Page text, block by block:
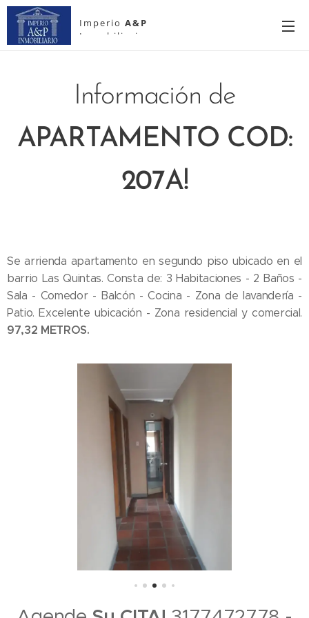
Imperio A&P
Inmobiliario
Información de
APARTAMENTO COD:
207A!
Se arrienda apartamento en segundo piso ubicado en el
barrio Las Quintas. Consta de: 3 Habitaciones - 2 Baños -
Sala - Comedor - Balcón - Cocina - Zona de lavandería -
Patio. Excelente ubicación - Zona residencial y comercial.
97,32 METROS.